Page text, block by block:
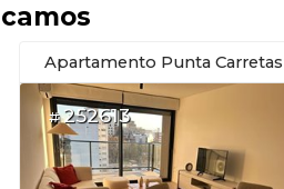
Apartamento Punta Carretas
#252613